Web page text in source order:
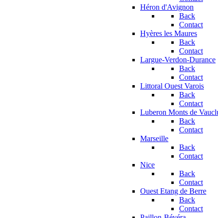
Héron d'Avignon
Back
Contact
Hyères les Maures
Back
Contact
Largue-Verdon-Durance
Back
Contact
Littoral Ouest Varois
Back
Contact
Luberon Monts de
Back
Contact
Marseille
Back
Contact
Nice
Back
Contact
Ouest Etang de Berre
Back
Contact